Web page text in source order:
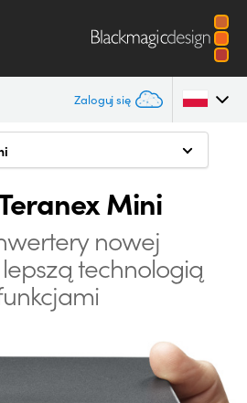
Zaloguj się
na nowo
rackowego
SDI
Mini
nowej
technologią